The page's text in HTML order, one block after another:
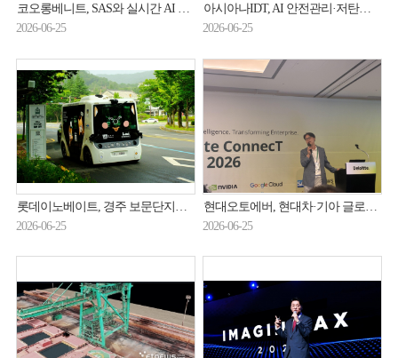
코오롱베니트, SAS와 실시간 AI 분석 플랫폼 시장 공략
2026-06-25
아시아나IDT, AI 안전관리·저탄소 인증 획득
2026-06-25
롯데이노베이트, 경주 보문단지서 자율주행 셔틀 ‘무부’ 달린다
2026-06-25
현대오토에버, 현대차·기아 글로벌 HR 혁신 나선다
2026-06-25